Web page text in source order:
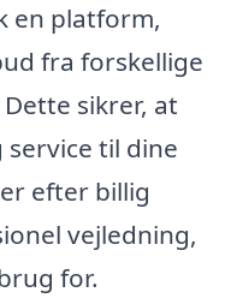
en platform,
fra forskellige
sikrer, at
til dine
efter billig
vejledning,
for.